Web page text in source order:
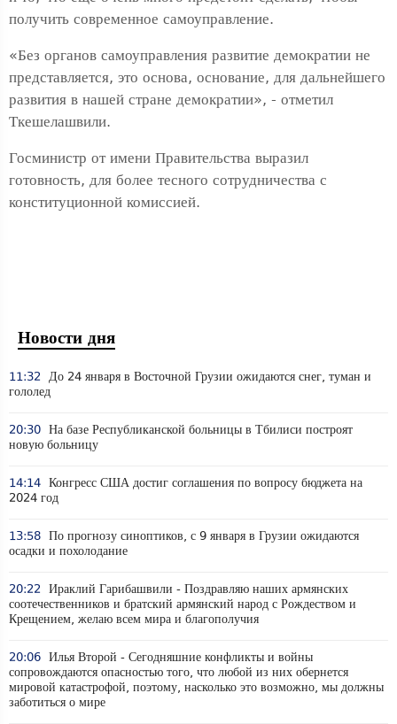
получить современное самоуправление.
«Без органов самоуправления развитие демократии не
представляется, это основа, основание, для дальнейшего
развития в нашей стране демократии», - отметил
Ткешелашвили.
Госминистр от имени Правительства выразил
готовность, для более тесного сотрудничества с
конституционной комиссией.
Новости дня
11:32 До 24 января в Восточной Грузии ожидаются снег, туман и
гололед
20:30 На базе Республиканской больницы в Тбилиси построят
новую больницу
14:14 Конгресс США достиг соглашения по вопросу бюджета на
2024 год
13:58 По прогнозу синоптиков, с 9 января в Грузии ожидаются
осадки и похолодание
20:22 Ираклий Гарибашвили - Поздравляю наших армянских
соотечественников и братский армянский народ с Рождеством и
Крещением, желаю всем мира и благополучия
20:06 Илья Второй - Сегодняшние конфликты и войны
сопровождаются опасностью того, что любой из них обернется
мировой катастрофой, поэтому, насколько это возможно, мы должны
заботиться о мире